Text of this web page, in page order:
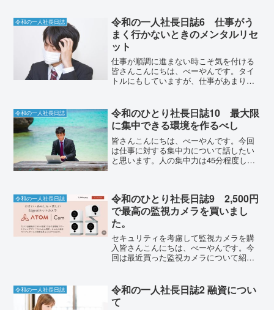
す。楽天に生活圏を掌握され過ぎている
気がする今回なぜ楽天につ...
令和の一人社長日誌
令和の一人社長日誌6 仕事がう
まく行かないときのメンタルリセ
ット
仕事が順調に進まない時こそ気を付ける
皆さんこんにちは、べーやんです。タイ
トルにもしていますが、仕事があまりう
うかスムーズに進まない時期に直面し
て、1、2週間耐えればまた...
令和の一人社長日誌
令和のひとり社長日誌10 最大限
に集中できる環境を作るべし
皆さんこんにちは、べーやんです。今回
は仕事に対する集中力について話したい
と思います。人の集中力は45分程度しか
続させて作業を続けるの...
令和の一人社長日誌
令和のひとり社長日誌9 2,500円
で最高の監視カメラを買いまし
た。
セキュリティを考慮して監視カメラを購
入皆さんこんにちは、べーやんです。今
回は最近買った監視カメラについて紹介
が良すぎたので、これは紹介せねばと思
い、記事にしました...
令和の一人社長日誌
令和の一人社長日誌2 融資につい
て